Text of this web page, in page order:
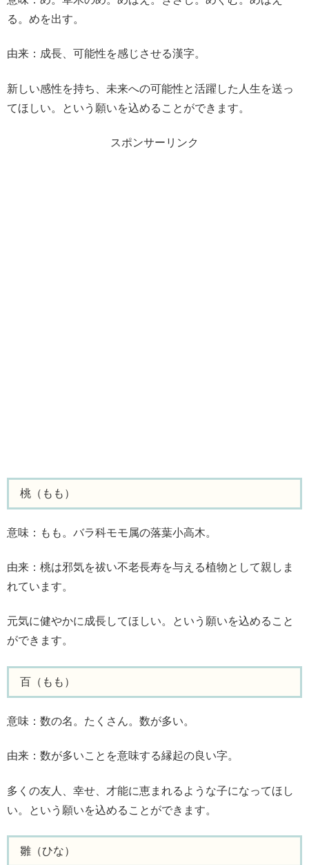
る。めを出す。
由来：成長、可能性を感じさせる漢字。
新しい感性を持ち、未来への可能性と活躍した人生を送っ
てほしい。という願いを込めることができます。
スポンサーリンク
桃（もも）
意味：もも。バラ科モモ属の落葉小高木。
由来：桃は邪気を祓い不老長寿を与える植物として親しま
れています。
元気に健やかに成長してほしい。という願いを込めること
ができます。
百（もも）
意味：数の名。たくさん。数が多い。
由来：数が多いことを意味する縁起の良い字。
多くの友人、幸せ、才能に恵まれるような子になってほし
い。という願いを込めることができます。
雛（ひな）